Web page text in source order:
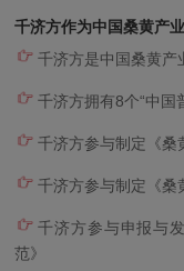
千济方作为中国桑黄产
千济方是中国桑黄产
千济方拥有8个“中国
千济方参与制定《桑
千济方参与制定《桑
千济方参与申报与
范》